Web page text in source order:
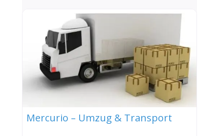
Mercurio – Umzug & Transport